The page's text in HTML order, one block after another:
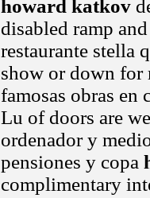
howard katkov
disabled ramp
restaurante stella
show or down for
famosas obras en
Lu of doors are
ordenador y
pensiones y copa
complimentary